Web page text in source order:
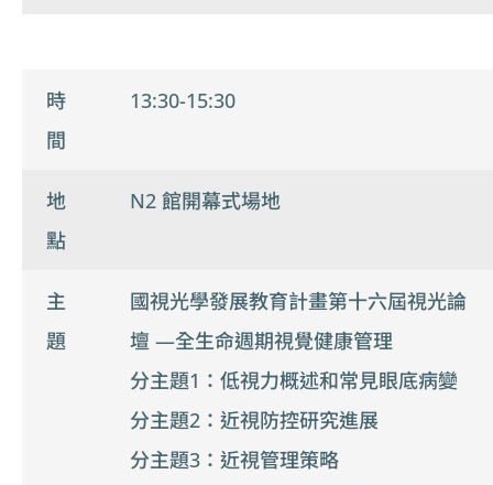
時
間
13:30-15:30
地
點
N2 館開幕式場地
主
題
國視光學發展教育計畫第十六屆視光論
壇 —全生命週期視覺健康管理
分主題1：低視力概述和常見眼底病變
分主題2：近視防控研究進展
分主題3：近視管理策略